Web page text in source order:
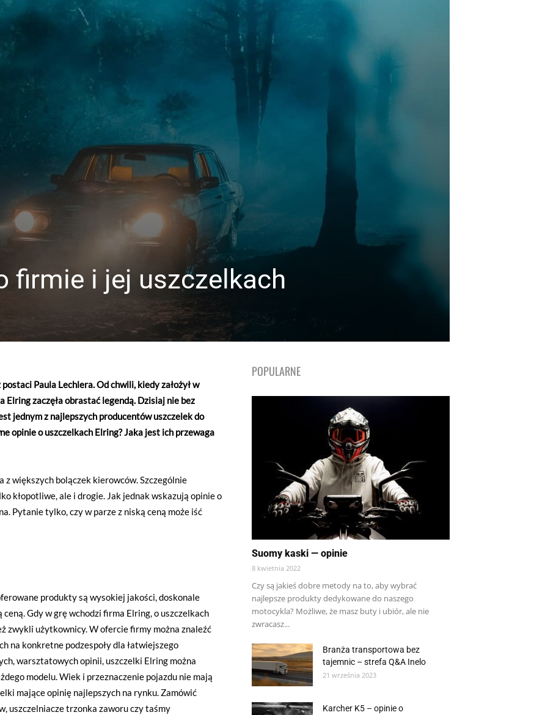
firmie i jej uszczelkach
Paula Lechlera. Od chwili, kiedy założył w
zaczęła obrastać legendą. Dzisiaj nie bez
jednym z najlepszych producentów uszczelek do
opinie o uszczelkach Elring? Jaka jest ich przewaga
z większych bolączek kierowców. Szczególnie
kłopotliwe, ale i drogie. Jak jednak wskazują opinie o
Pytanie tylko, czy w parze z niską ceną może iść
produkty są wysokiej jakości, doskonale
Gdy w grę wchodzi firma Elring, o uszczelkach
zwykli użytkownicy. W ofercie firmy można znaleźć
na konkretne podzespoły dla łatwiejszego
warsztatowych opinii, uszczelki Elring można
modelu. Wiek i przeznaczenie pojazdu nie mają
mające opinię najlepszych na rynku. Zamówić
uszczelniacze trzonka zaworu czy taśmy
POPULARNE
Suomy kaski — opinie
8 kwietnia 2022
Czy są jakieś dobre metody na to, aby wybrać
najlepsze produkty dedykowane do naszego
motocykla? Możliwe, że masz buty i ubiór, ale nie
zwracasz...
Branża transportowa bez
tajemnic – strefa Q&A Inelo
21 września 2023
Karcher K5 – opinie o